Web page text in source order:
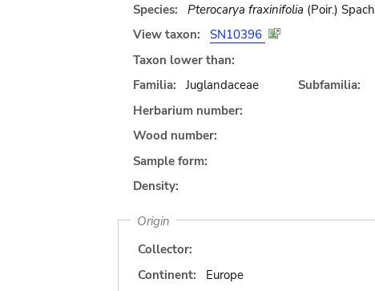
Species: Pterocarya fraxinifolia (Poir.) Spach
View taxon:
SN10396
Taxon lower than:
Familia:
Juglandaceae
Subfamilia:
Herbarium number:
Wood number:
Sample form:
Density:
Origin
Collector:
Continent:
Europe